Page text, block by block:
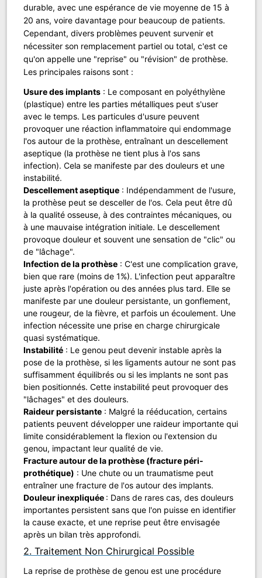
durable, avec une espérance de vie moyenne de 15 à
20 ans, voire davantage pour beaucoup de patients.
Cependant, divers problèmes peuvent survenir et
nécessiter son remplacement partiel ou total, c'est ce
qu'on appelle une "reprise" ou "révision" de prothèse.
Les principales raisons sont :
Usure des implants : Le composant en polyéthylène
(plastique) entre les parties métalliques peut s'user
avec le temps. Les particules d'usure peuvent
provoquer une réaction inflammatoire qui endommage
l'os autour de la prothèse, entraînant un descellement
aseptique (la prothèse ne tient plus à l'os sans
infection). Cela se manifeste par des douleurs et une
instabilité.
Descellement aseptique : Indépendamment de l'usure,
la prothèse peut se desceller de l'os. Cela peut être dû
à la qualité osseuse, à des contraintes mécaniques, ou
à une mauvaise intégration initiale. Le descellement
provoque douleur et souvent une sensation de "clic" ou
de "lâchage".
Infection de la prothèse : C'est une complication grave,
bien que rare (moins de 1%). L'infection peut apparaître
juste après l'opération ou des années plus tard. Elle se
manifeste par une douleur persistante, un gonflement,
une rougeur, de la fièvre, et parfois un écoulement. Une
infection nécessite une prise en charge chirurgicale
quasi systématique.
Instabilité : Le genou peut devenir instable après la
pose de la prothèse, si les ligaments autour ne sont pas
suffisamment équilibrés ou si les implants ne sont pas
bien positionnés. Cette instabilité peut provoquer des
"lâchages" et des douleurs.
Raideur persistante : Malgré la rééducation, certains
patients peuvent développer une raideur importante qui
limite considérablement la flexion ou l'extension du
genou, impactant leur qualité de vie.
Fracture autour de la prothèse (fracture péri-
prothétique) : Une chute ou un traumatisme peut
entraîner une fracture de l'os autour des implants.
Douleur inexpliquée : Dans de rares cas, des douleurs
importantes persistent sans que l'on puisse en identifier
la cause exacte, et une reprise peut être envisagée
après un bilan très approfondi.
2. Traitement Non Chirurgical Possible
La reprise de prothèse de genou est une procédure